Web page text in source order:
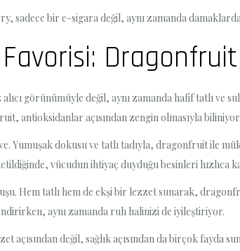
sadece bir e-sigara değil, aynı zamanda
görünümüyle değil, aynı zamanda hafif tatlı
antioksidanlar açısından zengin olmasıyla
Yumuşak dokusu ve tatlı tadıyla, dragonfruit ile
vücudun ihtiyaç duyduğu besinleri hızlıca
Hem tatlı hem de ekşi bir lezzet sunarak,
aynı zamanda ruh halinizi de iyileştiriyor.
açısından değil, sağlık açısından da birçok